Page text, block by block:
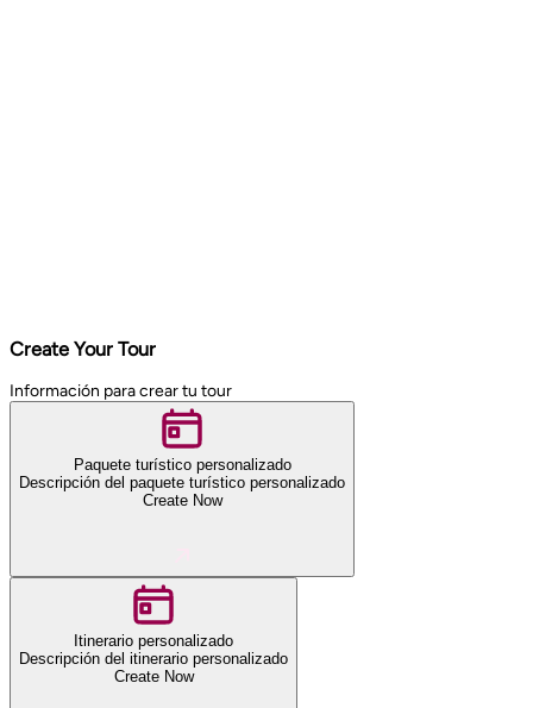
Create Your Tour
Información para crear tu tour
Paquete turístico personalizado
Descripción del paquete turístico personalizado
Create Now
Itinerario personalizado
Descripción del itinerario personalizado
Create Now